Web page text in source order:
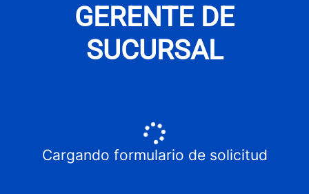
GERENTE DE
SUCURSAL
Cargando formulario de solicitud